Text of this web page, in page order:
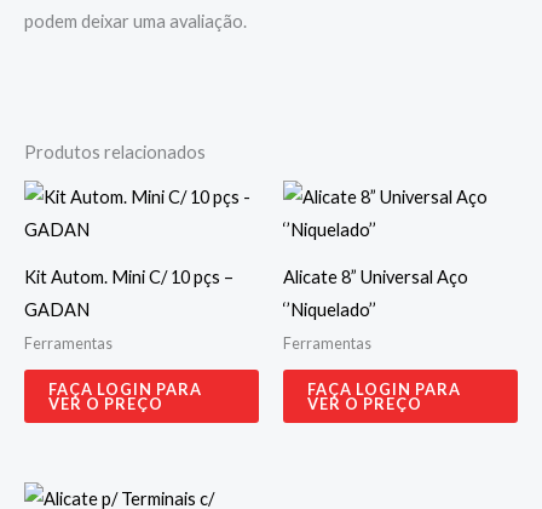
podem deixar uma avaliação.
Produtos relacionados
Kit Autom. Mini C/ 10 pçs –
GADAN
Ferramentas
FAÇA LOGIN PARA
VER O PREÇO
Alicate 8” Universal Aço
‘’Niquelado’’
Ferramentas
FAÇA LOGIN PARA
VER O PREÇO